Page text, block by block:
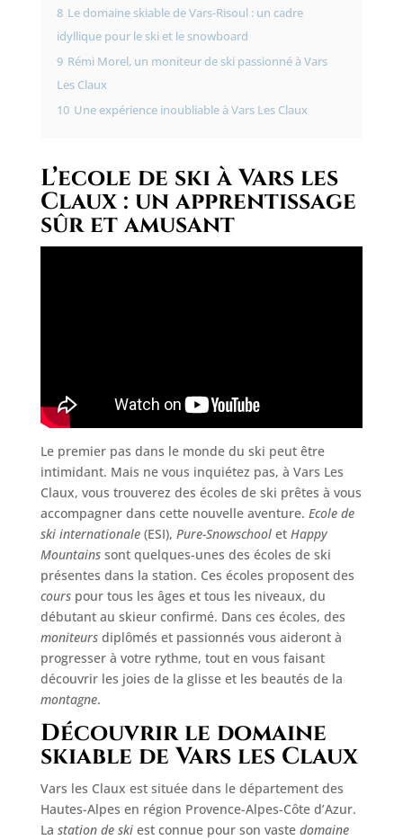
8 Le domaine skiable de Vars-Risoul : un cadre
idyllique pour le ski et le snowboard
9 Rémi Morel, un moniteur de ski passionné à Vars
Les Claux
10 Une expérience inoubliable à Vars Les Claux
L’ecole de ski à Vars les
Claux : un apprentissage
sûr et amusant
Le premier pas dans le monde du ski peut être
intimidant. Mais ne vous inquiétez pas, à Vars Les
Claux, vous trouverez des écoles de ski prêtes à vous
accompagner dans cette nouvelle aventure. Ecole de
ski internationale(ESI), Pure-Snowschoolet Happy
Mountainssont quelques-unes des écoles de ski
présentes dans la station. Ces écoles proposent des
courspour tous les âges et tous les niveaux, du
débutant au skieur confirmé. Dans ces écoles, des
moniteursdiplômés et passionnés vous aideront à
progresser à votre rythme, tout en vous faisant
découvrir les joies de la glisse et les beautés de la
montagne.
Découvrir le domaine
skiable de Vars les Claux
Vars les Claux est située dans le département des
Hautes-Alpes en région Provence-Alpes-Côte d’Azur.
La station de skiest connue pour son vaste domaine